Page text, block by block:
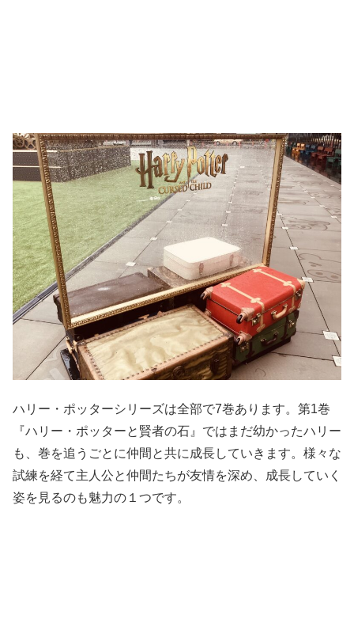
ハリー・ポッターシリーズは全部で7巻あります。第1巻
『ハリー・ポッターと賢者の石』ではまだ幼かったハリー
も、巻を追うごとに仲間と共に成長していきます。様々な
試練を経て主人公と仲間たちが友情を深め、成長していく
姿を見るのも魅力の１つです。